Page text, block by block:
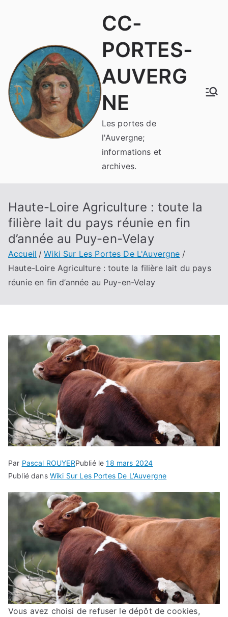
CC-
PORTES-
AUVERG
NE
Les portes de
l'Auvergne;
informations et
archives.
Haute-Loire Agriculture : toute la
filière lait du pays réunie en fin
d’année au Puy-en-Velay
Accueil
Wiki Sur Les Portes De L'Auvergne
Haute-Loire Agriculture : toute la filière lait du pays
réunie en fin d’année au Puy-en-Velay
Par Pascal ROUYERPublié le18 mars 2024
Publié dans Wiki Sur Les Portes De L'Auvergne
Vous avez choisi de refuser le dépôt de cookies,